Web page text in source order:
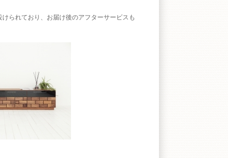
られており、お届け後のアフターサービスも